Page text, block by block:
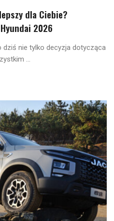
dla Ciebie?
2026
nie tylko decyzja dotycząca
...